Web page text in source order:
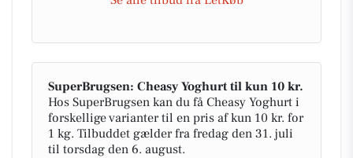
SuperBrugsen: Cheasy Yoghurt til kun 10 kr.
Hos SuperBrugsen kan du få Cheasy Yoghurt i
forskellige varianter til en pris af kun 10 kr. for
1 kg. Tilbuddet gælder fra fredag den 31. juli
til torsdag den 6. august.